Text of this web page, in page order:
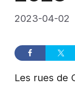
2023-04-02
Les rues de